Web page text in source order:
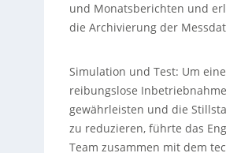
und Monatsberichten und
die Archivierung der
Simulation und Test: Um eine
reibungslose
gewährleisten und die
zu reduzieren, führte das
Team zusammen mit dem